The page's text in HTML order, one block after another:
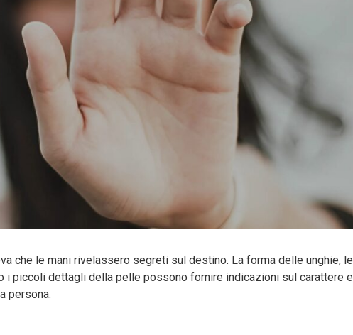
che le mani rivelassero segreti sul destino. La forma delle unghie, le
i piccoli dettagli della pelle possono fornire indicazioni sul carattere e
persona.